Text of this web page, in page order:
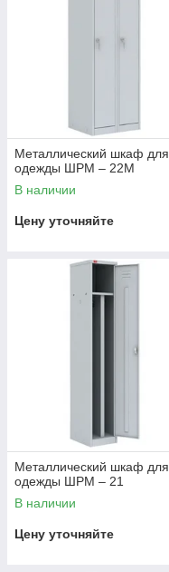
Металлический шкаф для
одежды ШРМ – 22М
В наличии
Цену уточняйте
Металлический шкаф для
одежды ШРМ – 21
В наличии
Цену уточняйте